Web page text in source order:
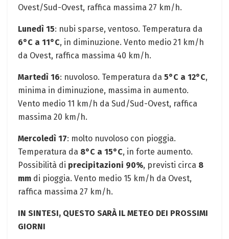
Ovest/Sud-Ovest, raffica massima 27 km/h.
Lunedì 15: nubi sparse, ventoso. Temperatura da
6°C a 11°C, in diminuzione. Vento medio 21 km/h
da Ovest, raffica massima 40 km/h.
Martedì 16: nuvoloso. Temperatura da 5°C a 12°C,
minima in diminuzione, massima in aumento.
Vento medio 11 km/h da Sud/Sud-Ovest, raffica
massima 20 km/h.
Mercoledì 17: molto nuvoloso con pioggia.
Temperatura da 8°C a 15°C, in forte aumento.
Possibilità di precipitazioni 90%, previsti circa 8
mm di pioggia. Vento medio 15 km/h da Ovest,
raffica massima 27 km/h.
IN SINTESI, QUESTO SARÀ IL METEO DEI PROSSIMI
GIORNI